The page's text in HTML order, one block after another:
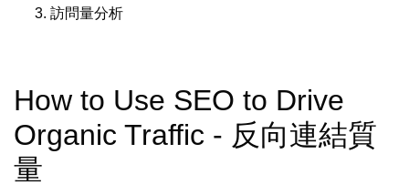
訪問量分析
How to Use SEO to Drive
Organic Traffic - 反向連結質
量